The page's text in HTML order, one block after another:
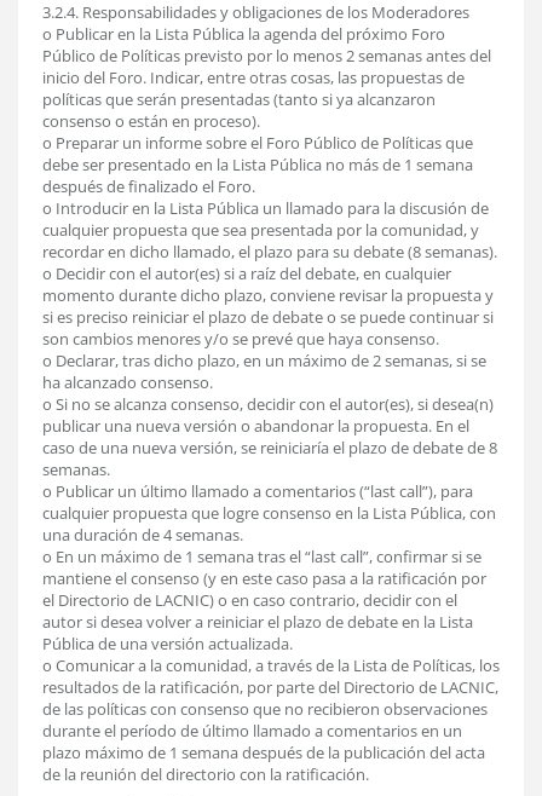
3.2.4. Responsabilidades y obligaciones de los Moderadores
o Publicar en la Lista Pública la agenda del próximo Foro
Público de Políticas previsto por lo menos 2 semanas antes del
inicio del Foro. Indicar, entre otras cosas, las propuestas de
políticas que serán presentadas (tanto si ya alcanzaron
consenso o están en proceso).
o Preparar un informe sobre el Foro Público de Políticas que
debe ser presentado en la Lista Pública no más de 1 semana
después de finalizado el Foro.
o Introducir en la Lista Pública un llamado para la discusión de
cualquier propuesta que sea presentada por la comunidad, y
recordar en dicho llamado, el plazo para su debate (8 semanas).
o Decidir con el autor(es) si a raíz del debate, en cualquier
momento durante dicho plazo, conviene revisar la propuesta y
si es preciso reiniciar el plazo de debate o se puede continuar si
son cambios menores y/o se prevé que haya consenso.
o Declarar, tras dicho plazo, en un máximo de 2 semanas, si se
ha alcanzado consenso.
o Si no se alcanza consenso, decidir con el autor(es), si desea(n)
publicar una nueva versión o abandonar la propuesta. En el
caso de una nueva versión, se reiniciaría el plazo de debate de 8
semanas.
o Publicar un último llamado a comentarios (“last call”), para
cualquier propuesta que logre consenso en la Lista Pública, con
una duración de 4 semanas.
o En un máximo de 1 semana tras el “last call”, confirmar si se
mantiene el consenso (y en este caso pasa a la ratificación por
el Directorio de LACNIC) o en caso contrario, decidir con el
autor si desea volver a reiniciar el plazo de debate en la Lista
Pública de una versión actualizada.
o Comunicar a la comunidad, a través de la Lista de Políticas, los
resultados de la ratificación, por parte del Directorio de LACNIC,
de las políticas con consenso que no recibieron observaciones
durante el período de último llamado a comentarios en un
plazo máximo de 1 semana después de la publicación del acta
de la reunión del directorio con la ratificación.